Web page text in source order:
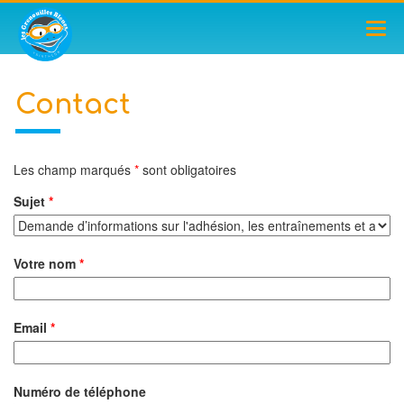
Contact
Les champ marqués * sont obligatoires
Sujet *
Votre nom *
Email *
Numéro de téléphone